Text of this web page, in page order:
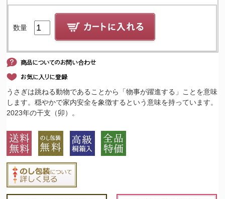
数量
うさぎは跳ねる動物であることから「物事が躍進する」ことを意味
します。穏やかで家内安全を象徴するという意味を持っています。
2023年の干支（卯）。